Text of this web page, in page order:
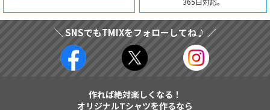
＼ SNSでもTMIXをフォローしてね♪ ／
作れば絶対楽しくなる！
オリジナルTシャツを作るなら